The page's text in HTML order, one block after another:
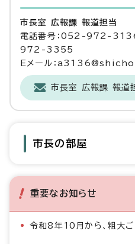
市長室 広報課 報道担当
電話番号：052-972-
972-3355
Eメール：
市長室 広報課 報道
市長の部屋
重要なお知らせ
令和8年10月から、粗大